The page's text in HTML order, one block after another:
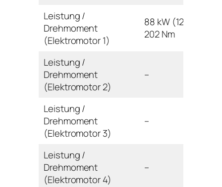
Leistung /
Drehmoment
(Elektromotor 1)
88 kW (120 PS) /
202 Nm
Leistung /
Drehmoment
(Elektromotor 2)
–
Leistung /
Drehmoment
(Elektromotor 3)
–
Leistung /
Drehmoment
(Elektromotor 4)
–